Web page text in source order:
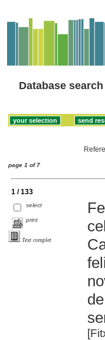
Database search
page 1 of 7
1 / 133
select
print
Text complet